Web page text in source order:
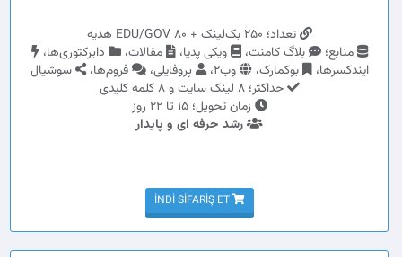
تعداد؛ 250 بک‌لینک + 80 EDU/GOV هدیه
منابع؛
بلاگ کامنت، ویکی پدیا، مقالات،
دایرکتوری‌ها،
ایندکسرها،
بوکمارک، وب2، پروفایلی، فروم‌ها،
سوشیال
حداکثر؛ 8 لینک سایت و 8 کلمه کلیدی
زمان تحویل؛ 15 تا 22 روز
رشد حرفه ای و پایدار
İNDI SIFARIŞ ET